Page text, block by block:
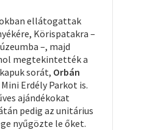
ellátogattak
Körispatakra –
–, majd
megtekintették a
sorát, Orbán
Erdély Parkot is.
ajándékokat
pedig az unitárius
nyűgözte le őket.